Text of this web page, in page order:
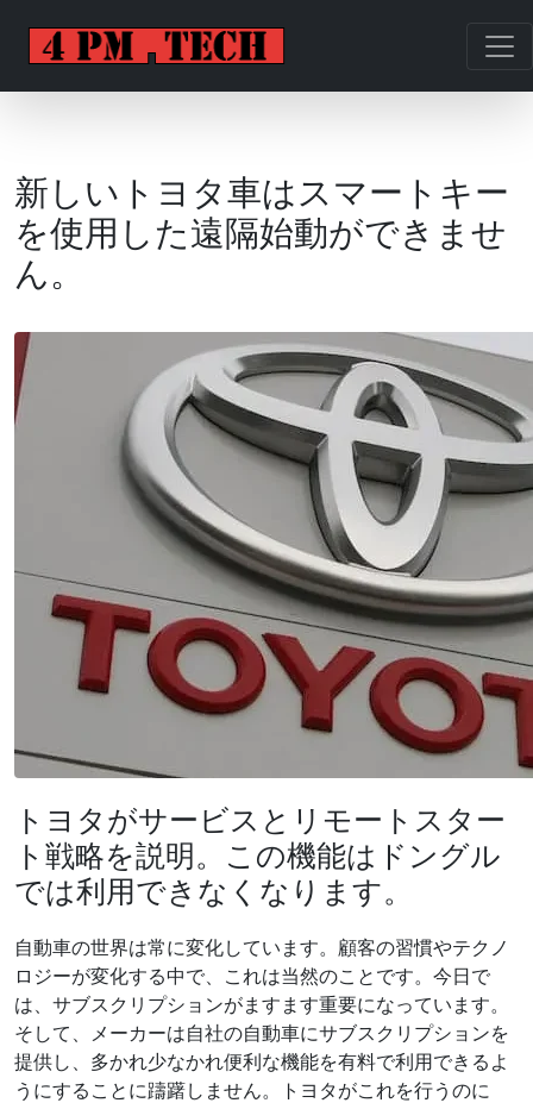
新しいトヨタ車はスマートキー
を使用した遠隔始動ができませ
ん。
トヨタがサービスとリモートスター
ト戦略を説明。この機能はドングル
では利用できなくなります。
自動車の世界は常に変化しています。顧客の習慣やテクノ
ロジーが変化する中で、これは当然のことです。今日で
は、サブスクリプションがますます重要になっています。
そして、メーカーは自社の自動車にサブスクリプションを
提供し、多かれ少なかれ便利な機能を有料で利用できるよ
うにすることに躊躇しません。トヨタがこれを行うのに